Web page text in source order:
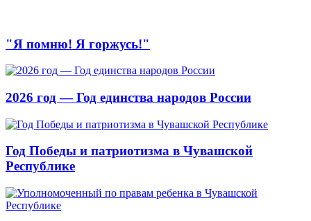
"Я помню! Я горжусь!"
2026 год — Год единства народов России
Год Победы и патриотизма в Чувашской
Республике